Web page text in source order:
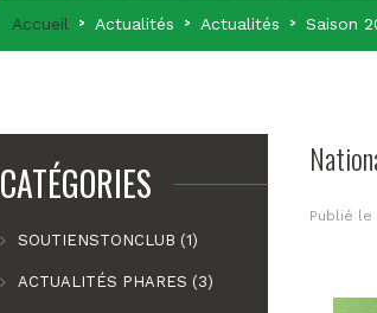
Accueil Actualités Actualités Saison
Publié le
CATÉGORIES
SOUTIENSTONCLUB (1)
ACTUALITÉS PHARES (3)